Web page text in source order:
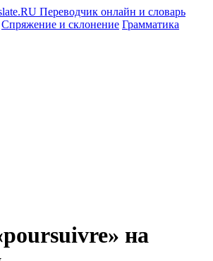
Спряжение и склонение Грамматика
на